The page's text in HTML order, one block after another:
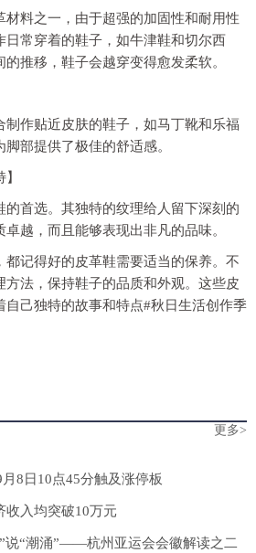
材料之一，由于超强的加固性和耐用性
日常穿着的鞋子，如牛津鞋和切尔西
推移，鞋子会越穿变得愈发柔软。
制作贴近皮肤的鞋子，如马丁靴和乐福
部提供了极佳的舒适感。
的首选。其独特的纹理给人留下深刻的
越，而且能够表现出非凡的品味。
都记得好的皮革鞋需要适当的保养。不
方法，保持鞋子的品质和外观。这些皮
自己独特的故事和特点#秋日生活创作季
更多>
8日10点45分触及涨停板
收入均突破10万元
说“潮涌”——杭州亚运会会徽解读之二